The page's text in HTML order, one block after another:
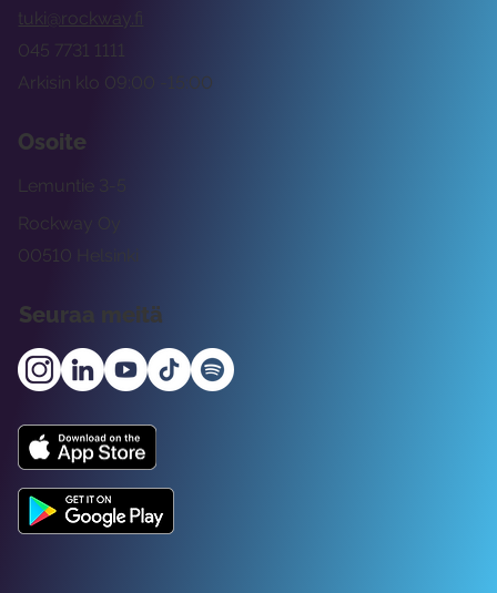
tuki@rockway.fi
Arkisin klo 09:00 -15:00
045 7731 1111
Osoite
Rockway Oy
Lemuntie 3-5
00510 Helsinki
Seuraa meitä